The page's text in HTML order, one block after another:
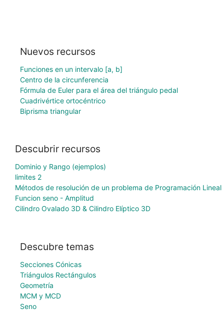
Nuevos recursos
Funciones en un intervalo [a, b]
Centro de la circunferencia
Fórmula de Euler para el área del triángulo pedal
Cuadrivértice ortocéntrico
Biprisma triangular
Descubrir recursos
Dominio y Rango (ejemplos)
limites 2
Métodos de resolución de un problema de Programación Lineal
Funcion seno - Amplitud
Cilindro Ovalado 3D & Cilindro Elíptico 3D
Descubre temas
Secciones Cónicas
Triángulos Rectángulos
Geometría
MCM y MCD
Seno